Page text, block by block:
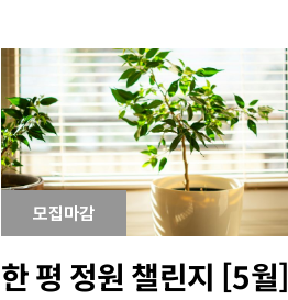
모집마감
한 평 정원 챌린지 [5월]